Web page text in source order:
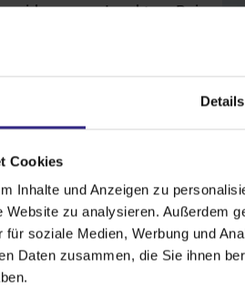
Details
Cookies
Inhalte und Anzeigen zu
Website zu analysieren. Außerdem
für soziale Medien, Werbung und
Daten zusammen, die Sie ihnen
wirksam vor Insekten. Bei
schlanke Führungsschienen
verbleiben
durch diehervorragende
Gleichzeitig überzeugt
mithöchster Reißfestigkeit